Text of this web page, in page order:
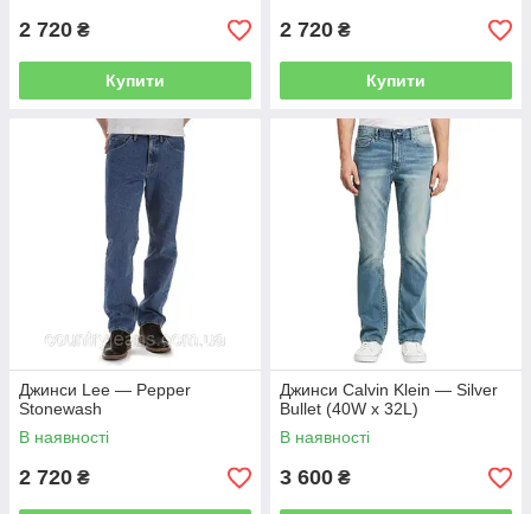
2 720 ₴
Купити
2 720 ₴
Купити
Джинси Lee — Pepper
Stonewash
В наявності
2 720 ₴
Джинси Calvin Klein — Silver
Bullet (40W x 32L)
В наявності
3 600 ₴